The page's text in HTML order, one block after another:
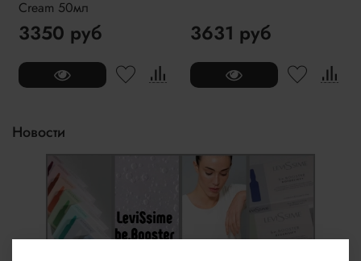
Cream 50мл
3350 руб 3631 руб
Новости